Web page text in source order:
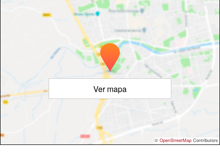
Ver mapa
© OpenStreetMap Contributors